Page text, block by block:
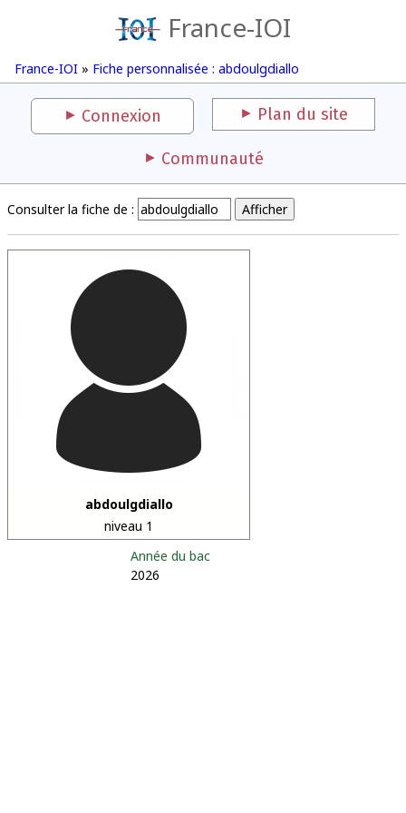
France-IOI
France-IOI » Fiche personnalisée : abdoulgdiallo
Connexion Plan du site
Communauté
Consulter la fiche de :
abdoulgdiallo
niveau 1
Année du bac
2026